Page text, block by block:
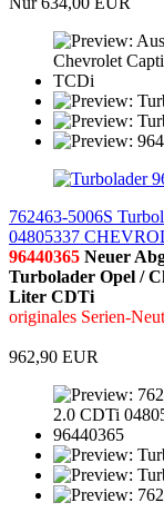
762463-5006S
04805337
96440365 Neuer
Turbolader Opel /
Liter CDTi
originales Serien-
962,90 EUR